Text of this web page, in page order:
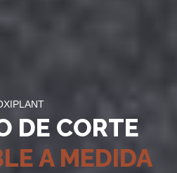
DE CORTE
A MEDIDA